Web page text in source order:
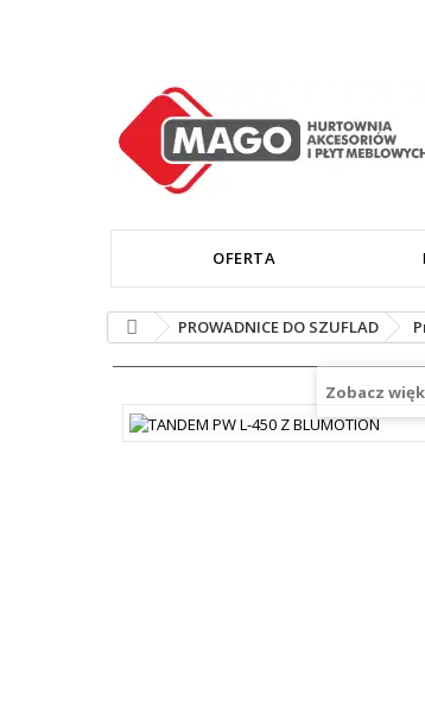
OFERTA
PROWADNICE DO SZUFLAD
Zobacz